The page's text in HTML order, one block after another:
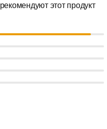
рекомендуют этот продукт